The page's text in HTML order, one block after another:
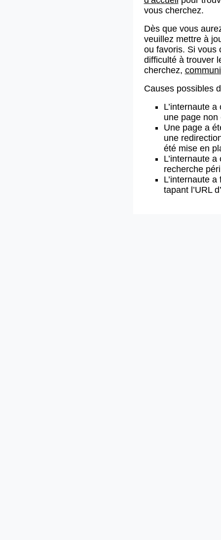
vous cherchez.
Dès que vous
veuillez mettre à
ou favoris. Si vous
difficulté à trouver
cherchez,
Causes possibles
L’internaute
une page non
Une page a
une
été mise en
L’internaute
recherche
L’internaute
tapant l’URL